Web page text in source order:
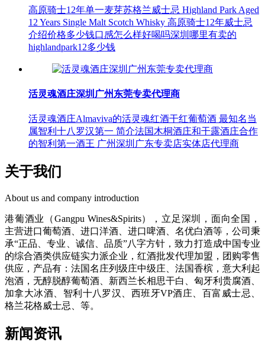
高原骑士12年单一麦芽苏格兰威士忌 Highland Park Aged
12 Years Single Malt Scotch Whisky 高原骑士12年威士忌
介绍价格多少钱口感怎么样好喝吗深圳哪里有卖的
highlandpark12多少钱
活灵魂酒庄深圳广州东莞专卖代理商
活灵魂酒庄Almaviva的活灵魂红酒干红葡萄酒 最知名当
属智利十八罗汉第一 简介法国木桐酒庄和干露酒庄合作
的智利第一酒王 广州深圳广东专卖店实体店代理商
关于我们
About us and company introduction
港葡酒业（Gangpu Wines&Spirits），立足深圳，面向全国，
主营进口葡萄酒、进口洋酒、进口啤酒、名优白酒等，公司秉
承“正品、专业、诚信、品质”八字方针，致力打造成中国专业
的综合酒类供应链实力派企业，红酒批发代理加盟，团购零售
供应，产品有：法国名庄列级庄中级庄、法国香槟，意大利起
泡酒，无醇脱醇葡萄酒、新西兰长相思干白、匈牙利贵腐酒、
加拿大冰酒、智利十八罗汉、西班牙VP酒庄、百富威士忌、
格兰花格威士忌、等。
新闻资讯